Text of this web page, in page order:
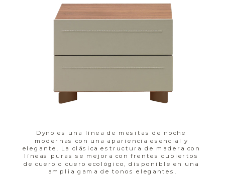
Dyno es una línea de mesitas de noche
modernas con una apariencia esencial y
elegante. La clásica estructura de madera con
líneas puras se mejora con frentes cubiertos
de cuero o cuero ecológico, disponible en una
amplia gama de tonos elegantes.